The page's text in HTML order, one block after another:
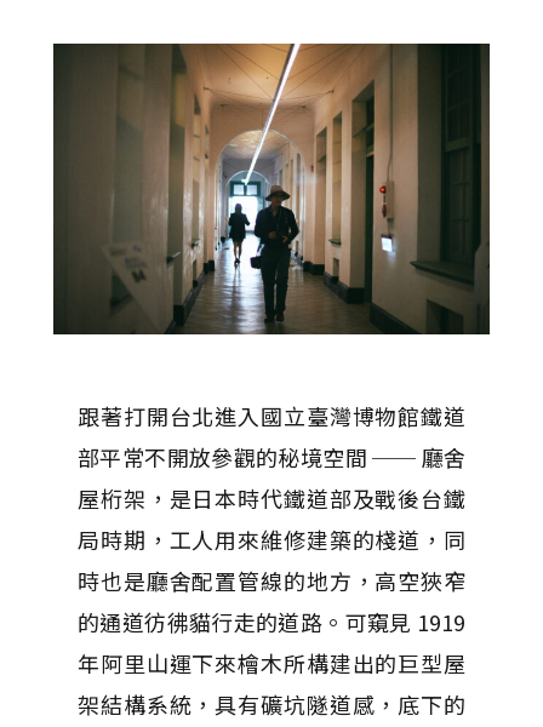
跟著打開台北進入國立臺灣博物館鐵道
部平常不開放參觀的秘境空間 ── 廳舍
屋桁架，是日本時代鐵道部及戰後台鐵
局時期，工人用來維修建築的棧道，同
時也是廳舍配置管線的地方，高空狹窄
的通道彷彿貓行走的道路。可窺見 1919
年阿里山運下來檜木所構建出的巨型屋
架結構系統，具有礦坑隧道感，底下的